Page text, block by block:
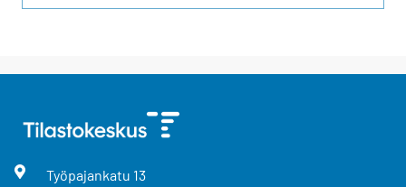
Työpajankatu 13